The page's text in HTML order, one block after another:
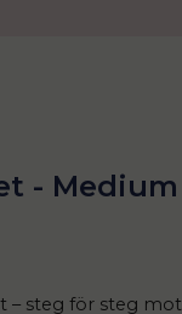
- Medium
– steg för steg